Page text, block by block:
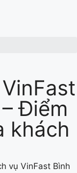
Điểm
khách
vụ VinFast Bình